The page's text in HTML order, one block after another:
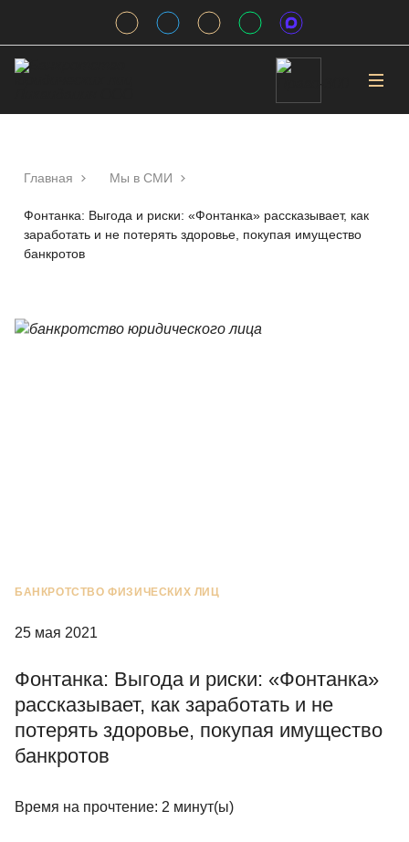
Главная Мы в СМИ
Фонтанка: Выгода и риски: «Фонтанка» рассказывает, как
заработать и не потерять здоровье, покупая имущество
банкротов
БАНКРОТСТВО ФИЗИЧЕСКИХ ЛИЦ
25 мая 2021
Фонтанка: Выгода и риски: «Фонтанка»
рассказывает, как заработать и не
потерять здоровье, покупая имущество
банкротов
Время на прочтение: 2 минут(ы)